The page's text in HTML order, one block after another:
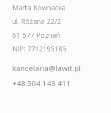
Marta Kownacka
ul. Różana 22/2
61-577 Poznań
NIP: 7712195185
kancelaria@lawit.pl
+48 504 143 411